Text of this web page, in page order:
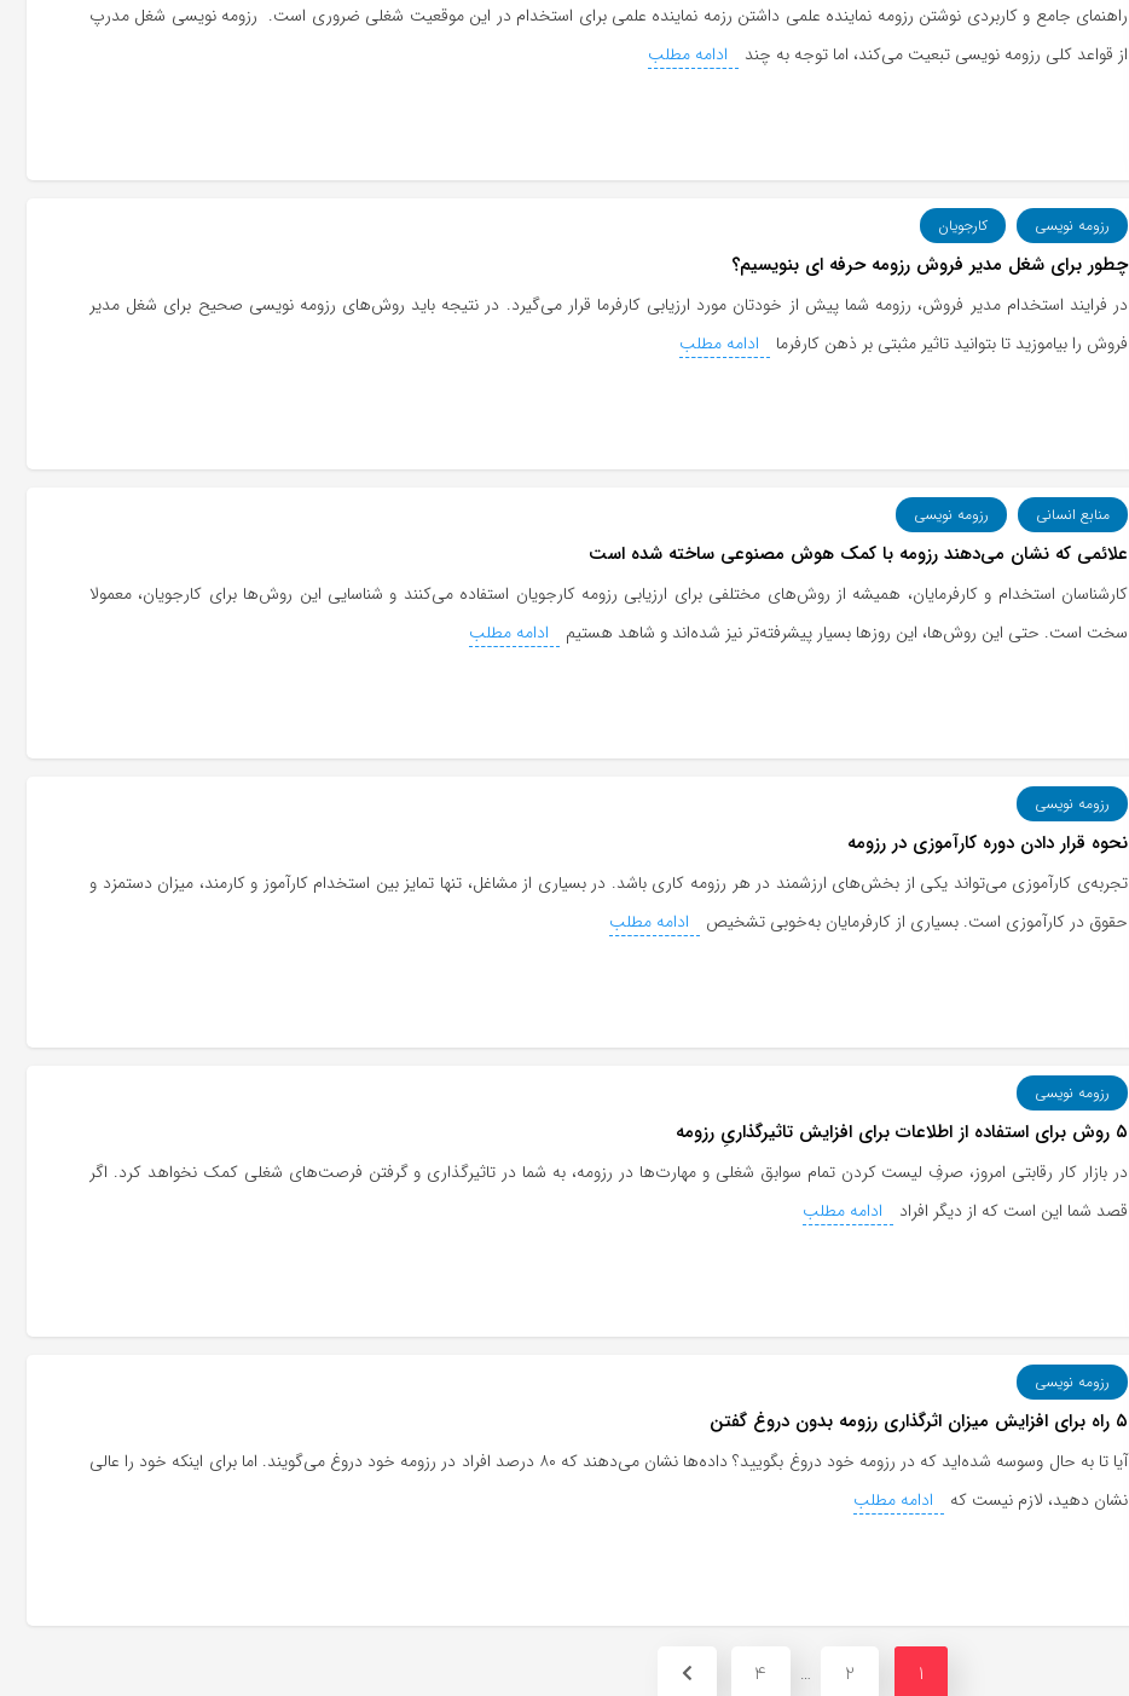
راهنمای جامع و کاربردی نوشتن رزومه نماینده علمی داشتن رزمه نماینده علمی برای استخدام در این موقعیت شغلی ضروری است. رزومه نویسی شغل مدرپ
از قواعد کلی رزومه نویسی تبعیت می‌کند، اما توجه به چند
ادامه مطلب
رزومه نویسی کارجویان
چطور برای شغل مدیر فروش رزومه حرفه ای بنویسیم؟
در فرایند استخدام مدیر فروش، رزومه شما پیش از خودتان مورد ارزیابی کارفرما قرار می‌گیرد. در نتیجه باید روش‌های رزومه نویسی صحیح برای شغل مدیر
فروش را بیاموزید تا بتوانید تاثیر مثبتی بر ذهن کارفرما
ادامه مطلب
منابع انسانی رزومه نویسی
علائمی که نشان می‌دهند رزومه با کمک هوش مصنوعی ساخته شده است
کارشناسان استخدام و کارفرمایان، همیشه از روش‌های مختلفی برای ارزیابی رزومه کارجویان استفاده می‌کنند و شناسایی این روش‌ها برای کارجویان، معمولا
سخت است. حتی این روش‌ها، این روزها بسیار پیشرفته‌تر نیز شده‌اند و شاهد هستیم
ادامه مطلب
رزومه نویسی
نحوه قرار دادن دوره کارآموزی در رزومه
تجربه‌ی کارآموزی می‌تواند یکی از بخش‌های ارزشمند در هر رزومه کاری باشد. در بسیاری از مشاغل، تنها تمایز بین استخدام کارآموز و کارمند، میزان دستمزد و
حقوق در کارآموزی است. بسیاری از کارفرمایان به‌خوبی تشخیص
ادامه مطلب
رزومه نویسی
۵ روش برای استفاده از اطلاعات برای افزایش تاثیرگذاریِ رزومه
در بازار کار رقابتی امروز، صرفِ لیست کردن تمام سوابق شغلی و مهارت‌ها در رزومه، به شما در تاثیرگذاری و گرفتن فرصت‌های شغلی کمک نخواهد کرد. اگر
قصد شما این است که از دیگر افراد
ادامه مطلب
رزومه نویسی
۵ راه برای افزایش میزان اثرگذاری رزومه بدون دروغ گفتن
آیا تا به حال وسوسه شده‌اید که در رزومه خود دروغ بگویید؟ داده‌ها نشان می‌دهند که ۸۰ درصد افراد در رزومه خود دروغ می‌گویند. اما برای اینکه خود را عالی
نشان دهید، لازم نیست که
ادامه مطلب
1
2
…
4